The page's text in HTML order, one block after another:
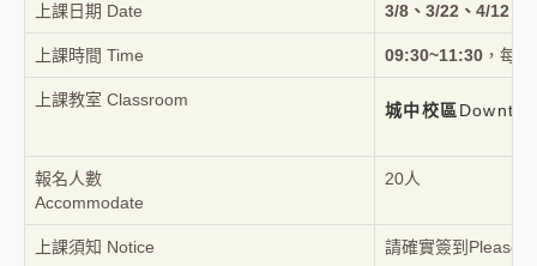
上課日期 Date 3/8、3/22、4/12、
上課時間 Time 09:30~11:30 ，每
上課教室 Classroom
城中校區
報名人數
Accommodate
20人
上課須知 Notice 請確實簽到Please